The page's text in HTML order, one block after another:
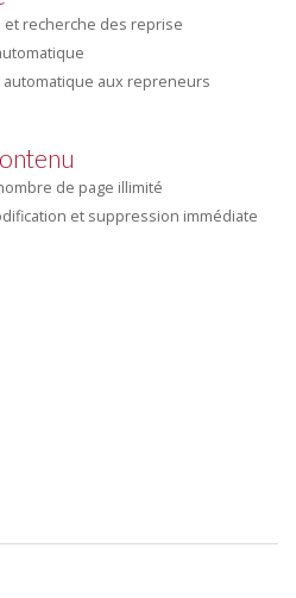
et recherche des reprise
automatique aux repreneurs
de page illimité
et suppression immédiate